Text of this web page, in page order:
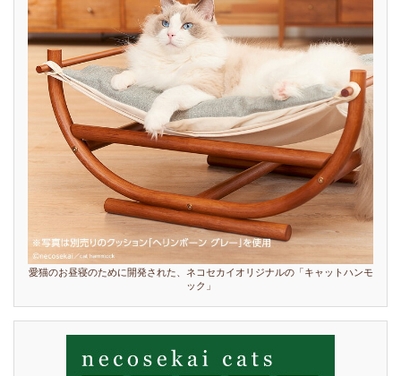
愛猫のお昼寝のために開発された、ネコセカイオリジナルの「キャットハンモ
ック」